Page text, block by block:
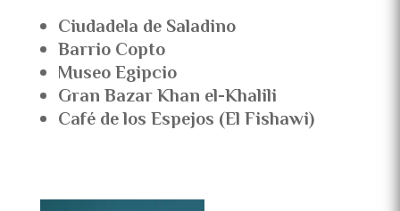
Ciudadela de Saladino
Barrio Copto
Museo Egipcio
Gran Bazar Khan el-Khalili
Café de los Espejos (El Fishawi)